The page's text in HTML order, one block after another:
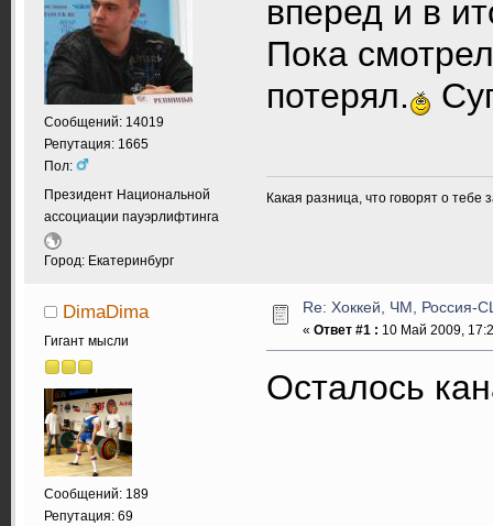
Сообщений: 14019
Репутация: 1665
Пол:
Президент Национальной
ассоциации пауэрлифтинга
Город: Екатеринбург
вперед и в
Пока
потерял.
Какая разница, что говорят о
DimaDima
Гигант мысли
Сообщений: 189
Репутация: 69
Re: Хоккей, ЧМ, Россия-
« Ответ #1 : 10 Май 2009,
Осталось